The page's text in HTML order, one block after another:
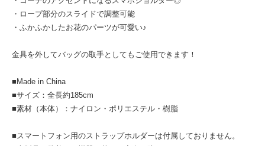
・ロープ部分のスライドで調整可能
・ふかふかしたお花のパーツが可愛い♪
金具を外してバッグの取手としてもご使用できます！
■Made in China
■サイズ：全長約185cm
■素材（本体）：ナイロン・ポリエステル・樹脂
■スマートフォン用のストラップホルダーは付属しておりません。